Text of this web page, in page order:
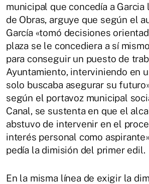
municipal que concedía a Garcia
de Obras, arguye que según el
García «tomó decisiones
plaza se le concediera a sí
para conseguir un puesto de
Ayuntamiento, interviniendo en
solo buscaba asegurar su
según el portavoz municipal
Canal, se sustenta en que el
abstuvo de intervenir en el
interés personal como
pedía la dimisión del primer edil.
En la misma línea de exigir la